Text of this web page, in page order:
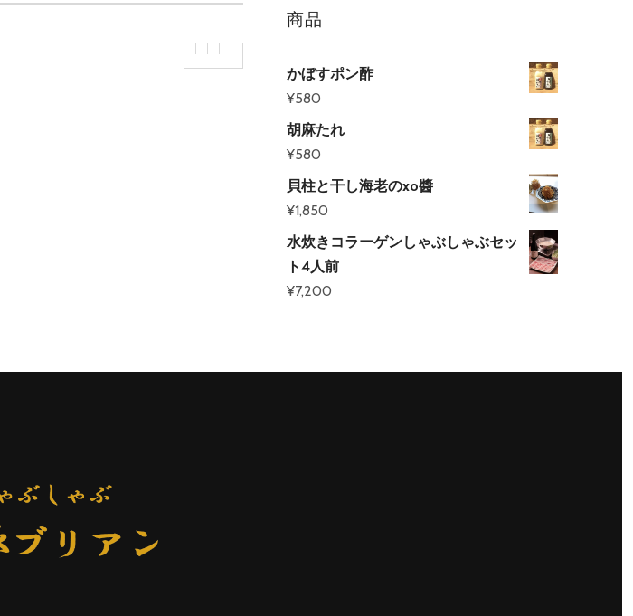
商品
かぼすポン酢
¥580
胡麻たれ
¥580
貝柱と干し海老のxo醬
¥1,850
水炊きコラーゲンしゃぶしゃぶセッ
ト4人前
¥7,200